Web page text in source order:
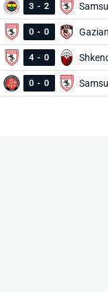
3 - 2
0 - 0
4 - 0
0 - 0